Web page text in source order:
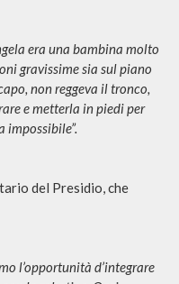
era una bambina molto
gravissime sia sul piano
non reggeva il tronco,
e metterla in piedi per
impossibile”.
del Presidio, che
l’opportunità d’integrare